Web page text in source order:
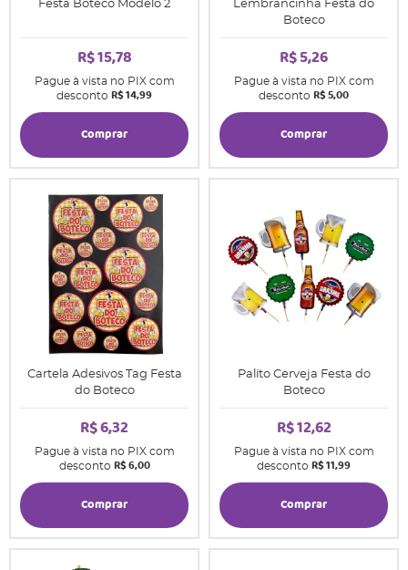
Festa Boteco Modelo 2
R$ 15,78
Pague à vista no PIX com
desconto R$ 14,99
Comprar
Lembrancinha Festa do
Boteco
R$ 5,26
Pague à vista no PIX com
desconto R$ 5,00
Comprar
Cartela Adesivos Tag Festa
do Boteco
R$ 6,32
Pague à vista no PIX com
desconto R$ 6,00
Comprar
Palito Cerveja Festa do
Boteco
R$ 12,62
Pague à vista no PIX com
desconto R$ 11,99
Comprar